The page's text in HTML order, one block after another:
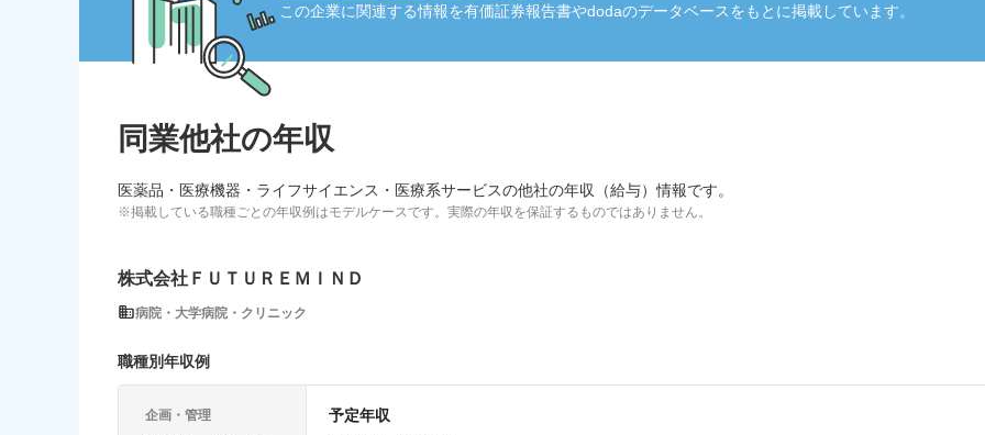
この企業に関連する情報を有価証券報告書やdodaのデータベースをもとに掲載しています。
同業他社の年収
医薬品・医療機器・ライフサイエンス・医療系サービスの他社の年収（給与）情報です。
※掲載している職種ごとの年収例はモデルケースです。実際の年収を保証するものではありません。
株式会社ＦＵＴＵＲＥＭＩＮＤ
病院・大学病院・クリニック
職種別年収例
企画・管理
予定年収